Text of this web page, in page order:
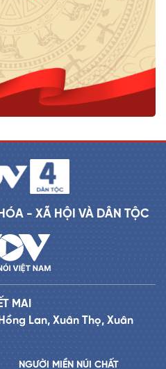
- XÃ HỘI VÀ DÂN TỘC
MAI
Lan, Xuân Thọ, Xuân
NGƯỜI MIỀN NÚI CHẤT